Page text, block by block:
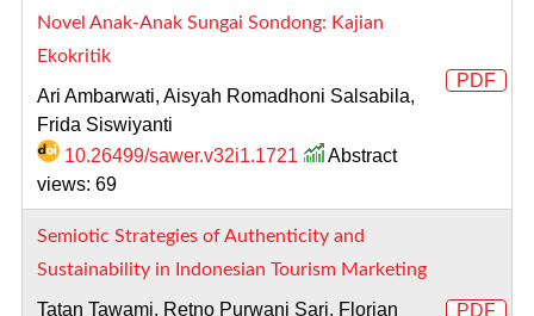
Novel Anak-Anak Sungai Sondong: Kajian
Ekokritik
Ari Ambarwati, Aisyah Romadhoni Salsabila,
Frida Siswiyanti
10.26499/sawer.v32i1.1721
Abstract
views: 69
PDF
Semiotic Strategies of Authenticity and
Sustainability in Indonesian Tourism Marketing
Tatan Tawami, Retno Purwani Sari, Florian
PDF